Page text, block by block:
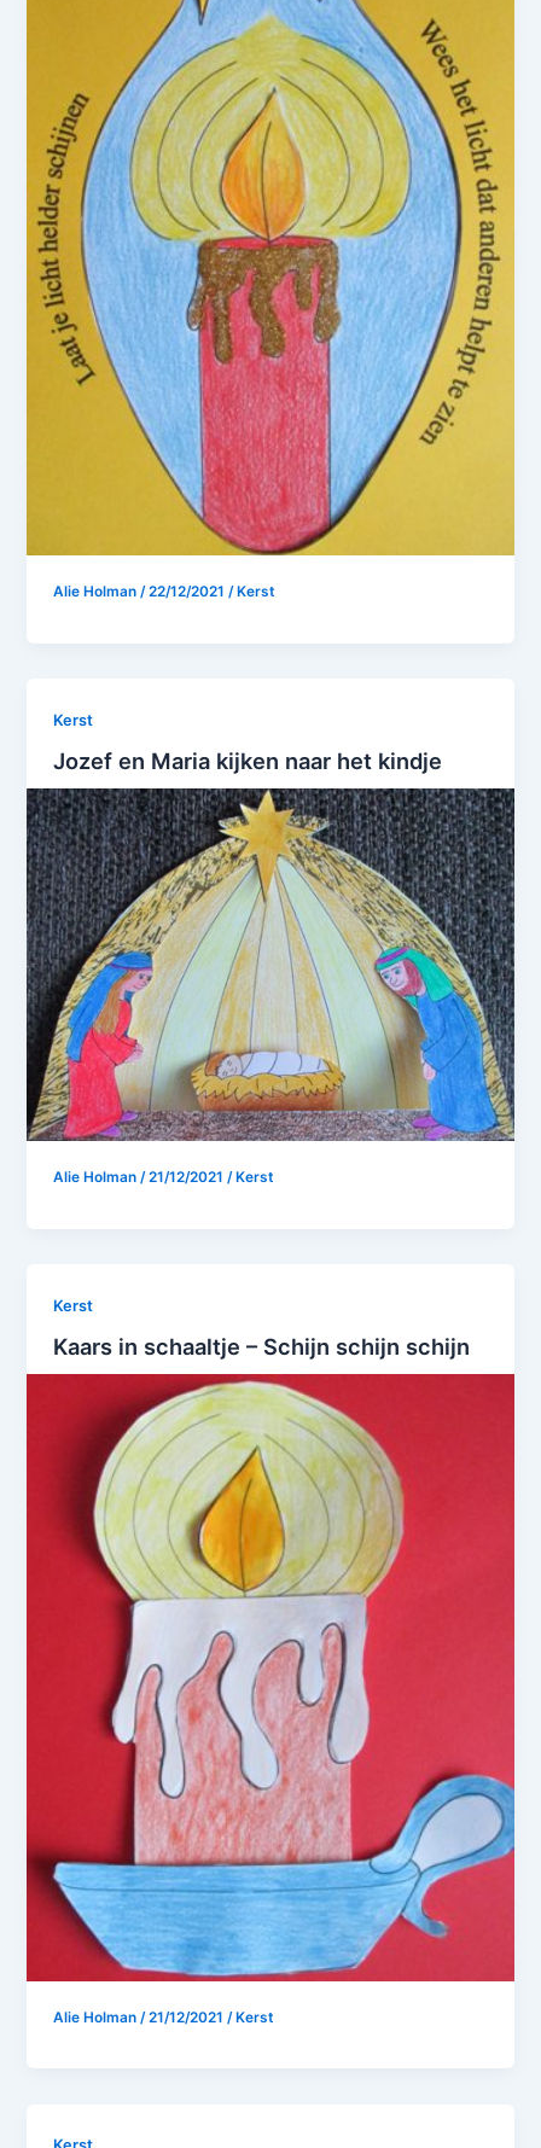
Alie Holman/22/12/2021/ Kerst
Kerst
Jozef en Maria kijken naar het kindje
Alie Holman /21/12/2021 /Kerst
Kerst
Kaars in schaaltje – Schijn schijn schijn
Alie Holman /21/12/2021 /Kerst